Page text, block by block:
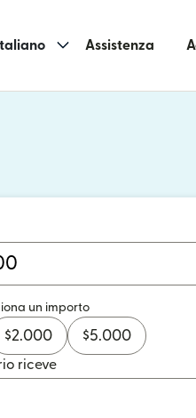
Italiano Assistenza
un importo
$2.000 $5.000
riceve